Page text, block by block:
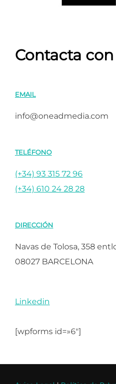
Contacta
EMAIL
info@oneadmedia.com
TELÉFONO
(+34) 93 315 72 96
(+34) 610 24 28 28
DIRECCIÓN
Navas de Tolosa, 358
08027 BARCELONA
Linkedin
[wpforms id=»6″]